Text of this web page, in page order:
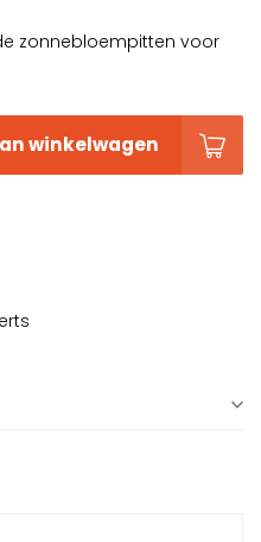
zonnebloempitten voor
winkelwagen